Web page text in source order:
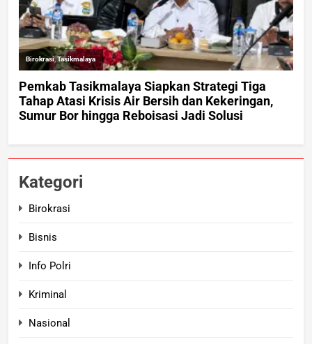
Kategori
Birokrasi
Bisnis
Info Polri
Kriminal
Nasional